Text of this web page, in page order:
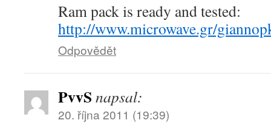
Ram pack is ready and tested:
http://www.microwave.gr/
Odpovědět
PvvS napsal:
20. října 2011 (19:39)